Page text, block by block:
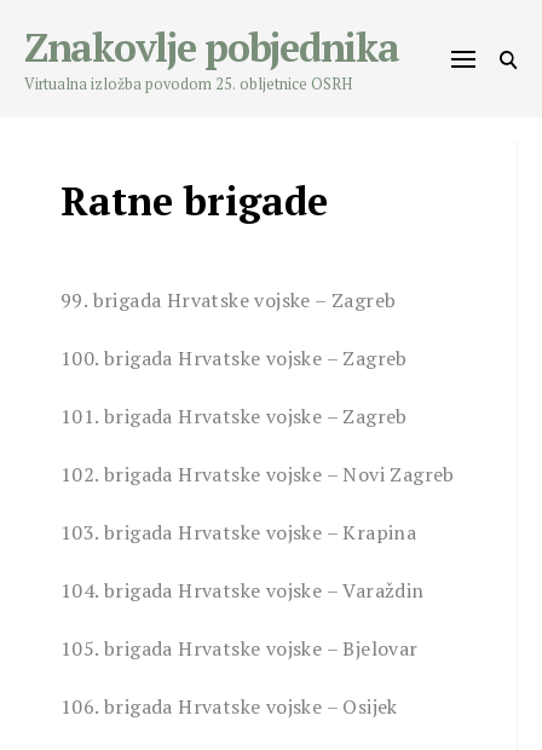
content
Znakovlje pobjednika
Virtualna izložba povodom 25. obljetnice OSRH
Ratne brigade
99. brigada Hrvatske vojske – Zagreb
100. brigada Hrvatske vojske – Zagreb
101. brigada Hrvatske vojske – Zagreb
102. brigada Hrvatske vojske – Novi Zagreb
103. brigada Hrvatske vojske – Krapina
104. brigada Hrvatske vojske – Varaždin
105. brigada Hrvatske vojske – Bjelovar
106. brigada Hrvatske vojske – Osijek